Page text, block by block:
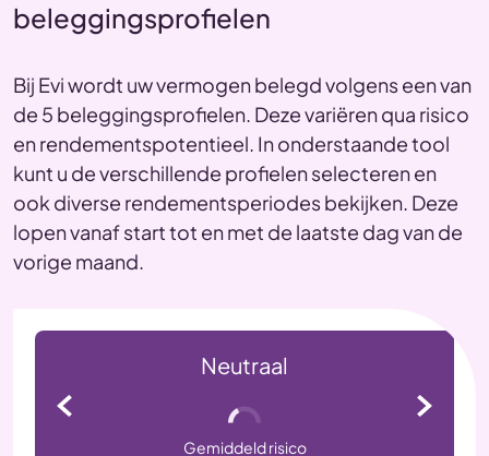
beleggingsprofielen
Bij Evi wordt uw vermogen belegd volgens een van
de 5 beleggingsprofielen. Deze variëren qua risico
en rendementspotentieel. In onderstaande tool
kunt u de verschillende profielen selecteren en
ook diverse rendementsperiodes bekijken. Deze
lopen vanaf start tot en met de laatste dag van de
vorige maand.
Neutraal
Gemiddeld risico